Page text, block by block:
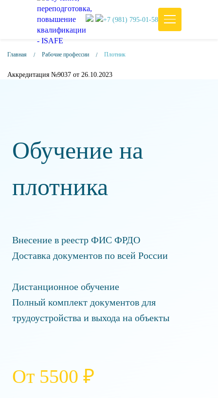
+7 (981) 795-01-58
Главная Рабочие профессии Плотник
Аккредитация №9037 от 26.10.2023
Обучение на
плотника
Внесение в реестр ФИС ФРДО
Доставка документов по всей России
Дистанционное обучение
Полный комплект документов для
трудоустройства и выхода на объекты
От 5500 ₽